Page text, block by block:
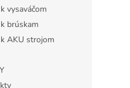
vysaváčom
brúskam
AKU strojom